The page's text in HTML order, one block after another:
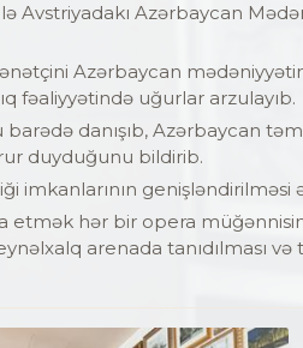
Avstriyadakı Azərbaycan
Azərbaycan
fəaliyyətində uğurlar arzulayıb.
danışıb, Azərbaycan
duyduğunu bildirib.
genişləndirilməsi
etmək hər bir opera
arenada tanıdılması